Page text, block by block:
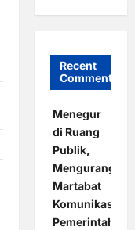
Recent
Comments
Menegur
di Ruang
Publik,
Mengurangi
Martabat
Komunikasi
Pemerintahan